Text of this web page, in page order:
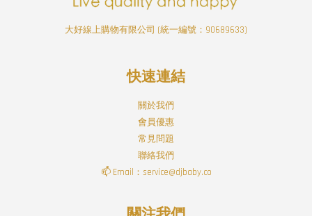
大好線上購物有限公司 (統一編號：90689633)
快速連結
關於我們
會員優惠
常見問題
聯絡我們
📫 Email：service@djbaby.co